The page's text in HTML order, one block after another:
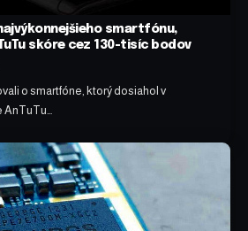
smartfónu,
skóre cez 130-tisíc bodov
o smartfóne, ktorý dosiahol v